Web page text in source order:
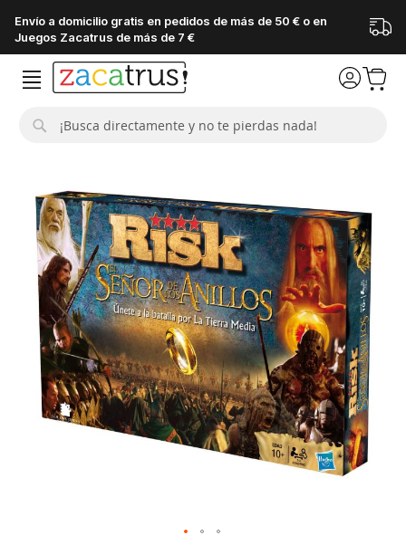
Envío a domicilio gratis en pedidos de más de 50 € o en
Juegos Zacatrus de más de 7 €
final
galería
imágenes